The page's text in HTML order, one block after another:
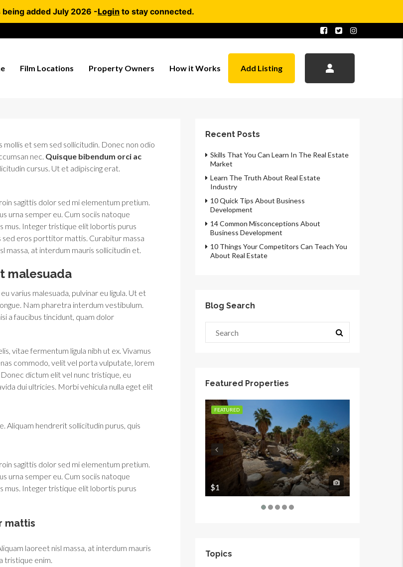
added July 2026 -Login to stay connected.
Film Locations Property Owners How it Works Add Listing
et sem sed sollicitudin. Donec non odio
nec. Quisque bibendum orci ac
cursus. Ut et adipiscing erat.
sagittis dolor sed mi elementum pretium.
urna semper eu. Cum sociis natoque
mus. Integer tristique elit lobortis purus
sed eros porttitor mattis. Curabitur massa
massa, at interdum mauris sollicitudin et.
malesuada
varius malesuada, pulvinar eu ligula. Ut et
Nam pharetra interdum vestibulum.
a faucibus tincidunt, quam dolor
vitae fermentum ligula nibh ut ex. Vivamus
commodo, velit vel porta vulputate, lorem
dictum elit vel nunc tristique, eu
dui ultricies. Morbi vehicula nulla eget elit
Aliquam hendrerit sollicitudin purus, quis
sagittis dolor sed mi elementum pretium.
urna semper eu. Cum sociis natoque
mus. Integer tristique elit lobortis purus
mattis
laoreet nisl massa, at interdum mauris
tristique enim.
Recent Posts
Skills That You Can Learn In The Real Estate
Market
Learn The Truth About Real Estate
Industry
10 Quick Tips About Business
Development
14 Common Misconceptions About
Business Development
10 Things Your Competitors Can Teach You
About Real Estate
Blog Search
Featured Properties
FEATURED
$1
Topics